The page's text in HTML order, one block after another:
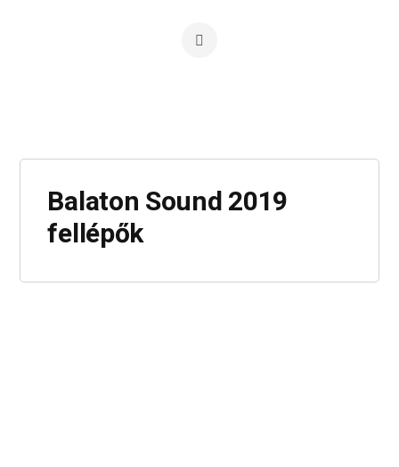
Balaton Sound 2019
fellépők